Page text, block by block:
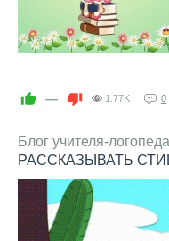
— 1.77K 0
Блог учителя-
РАССКАЗЫВАТЬ